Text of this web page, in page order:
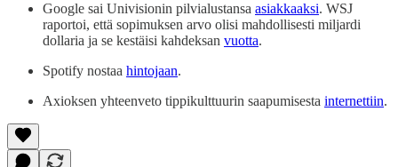
Google sai Univisionin pilvialustansa asiakkaaksi. WSJ
raportoi, että sopimuksen arvo olisi mahdollisesti miljardi
dollaria ja se kestäisi kahdeksan vuotta.
Spotify nostaa hintojaan.
Axioksen yhteenveto tippikulttuurin saapumisesta internettiin.